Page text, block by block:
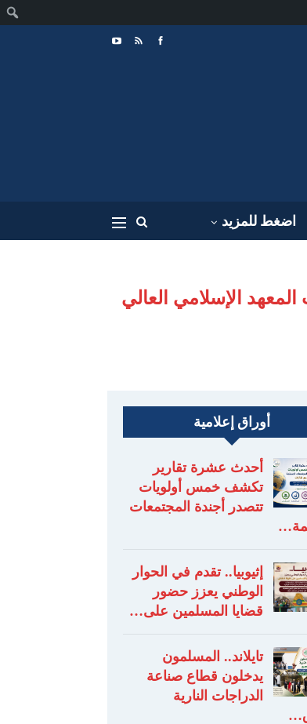
اضغط للمزيد
الإسلامي العالي
أوراق إعلامية
أحدث عشرة تقارير
تكشف خمس أولويات
تتصدر أجندة المجتمعات
إثيوبيا.. تقدم في الحوار
الوطني يعزز حضور
قضايا المسلمين على…
تايلاند.. المسلمون
يدخلون قطاع صناعة
الدراجات النارية